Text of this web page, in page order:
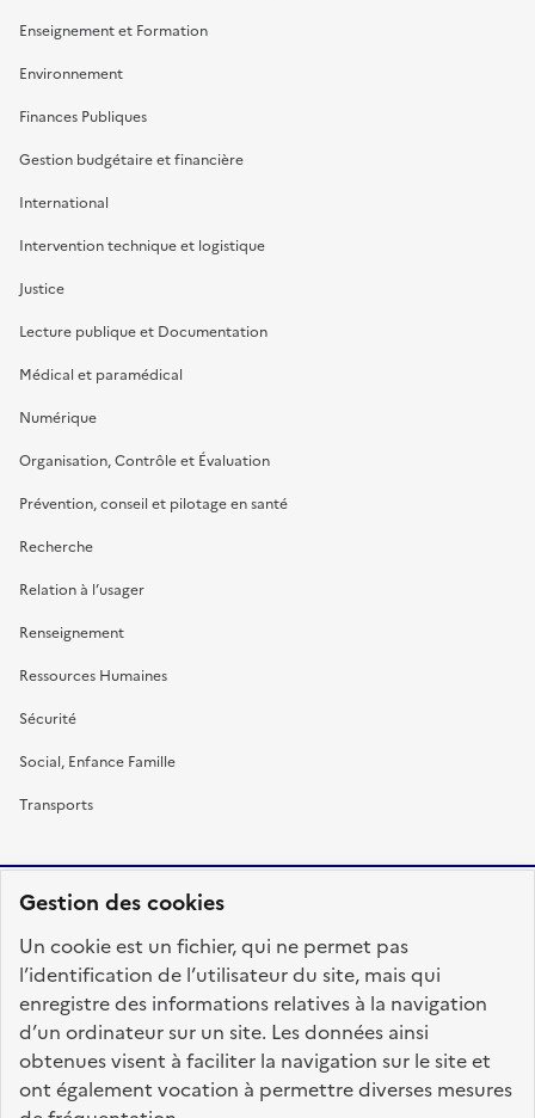
Gestion des cookies
Un cookie est un fichier, qui ne permet pas
l’identification de l’utilisateur du site, mais qui
enregistre des informations relatives à la navigation
d’un ordinateur sur un site. Les données ainsi
obtenues visent à faciliter la navigation sur le site et
ont également vocation à permettre diverses mesures
Enseignement et Formation
Environnement
Finances Publiques
Gestion budgétaire et financière
International
Intervention technique et logistique
Justice
Lecture publique et Documentation
Médical et paramédical
Numérique
Organisation, Contrôle et Évaluation
Prévention, conseil et pilotage en santé
Recherche
Relation à l’usager
Renseignement
Ressources Humaines
Sécurité
Social, Enfance Famille
Transports
FRANÇAISE
fonction-publique.gouv.fr
legifrance.gouv.fr